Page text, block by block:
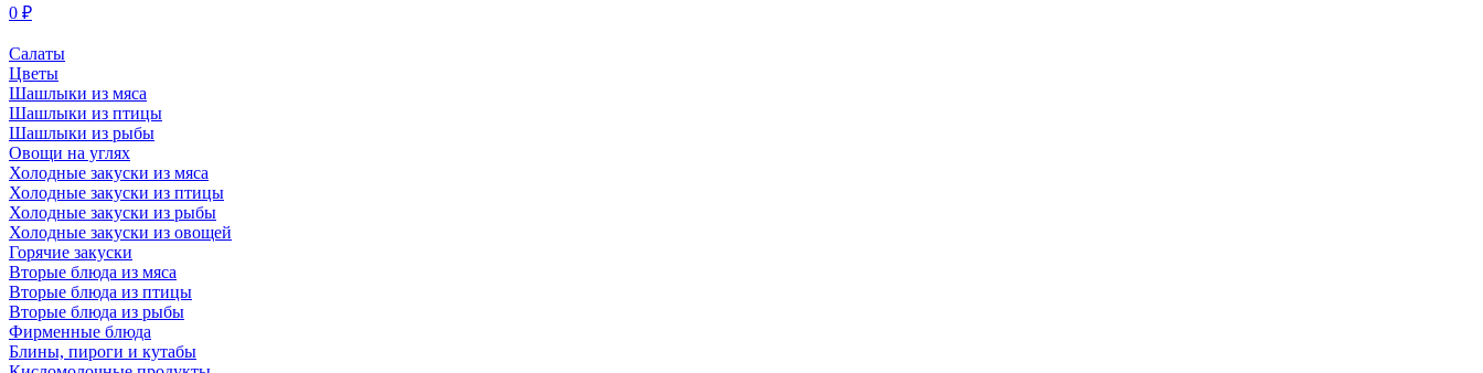
0 ₽
Салаты
Цветы
Шашлыки из мяса
Шашлыки из птицы
Шашлыки из рыбы
Овощи на углях
Холодные закуски из мяса
Холодные закуски из птицы
Холодные закуски из рыбы
Холодные закуски из овощей
Горячие закуски
Вторые блюда из мяса
Вторые блюда из птицы
Вторые блюда из рыбы
Фирменные блюда
Блины, пироги и кутабы